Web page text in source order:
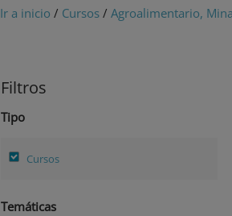
Ir a inicio / Cursos / Agroalimentario,
Filtros
Tipo
Cursos
Temáticas